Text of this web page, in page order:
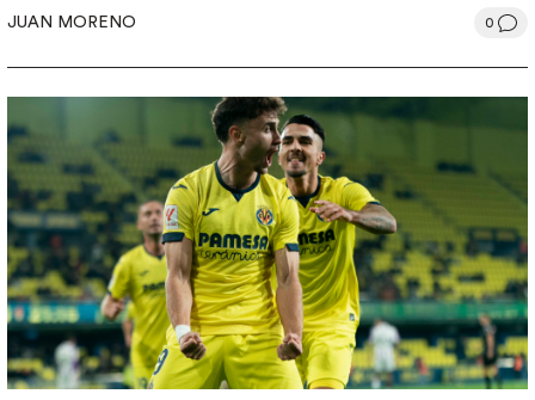
JUAN MORENO 0